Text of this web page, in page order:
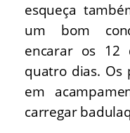
esqueça
um bom
encarar os 12
quatro dias. Os
em
carregar